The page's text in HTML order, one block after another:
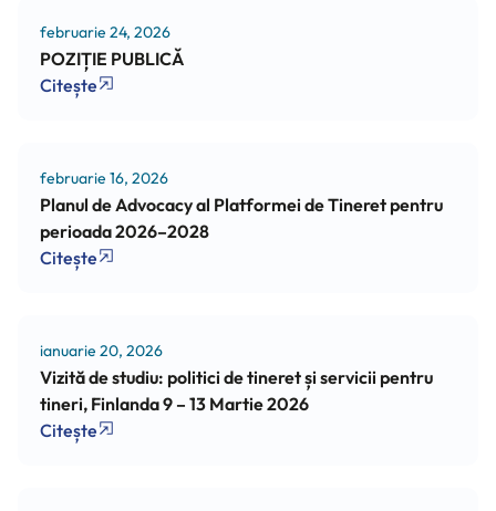
februarie 24, 2026
POZIȚIE PUBLICĂ
Citește
februarie 16, 2026
Planul de Advocacy al Platformei de Tineret pentru
perioada 2026–2028
Citește
ianuarie 20, 2026
Vizită de studiu: politici de tineret și servicii pentru
tineri, Finlanda 9 – 13 Martie 2026
Citește